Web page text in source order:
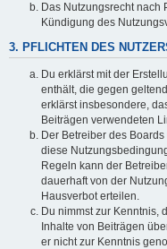
Das Nutzungsrecht nach
Kündigung des
3. PFLICHTEN DES
Du erklärst mit der
enthält, die gegen
erklärst insbesondere,
Beiträgen verwendeten
Der Betreiber des
diese
Regeln kann der
dauerhaft von der
Hausverbot erteilen.
Du nimmst zur Kenntnis,
Inhalte von Beiträgen
er nicht zur Kenntnis